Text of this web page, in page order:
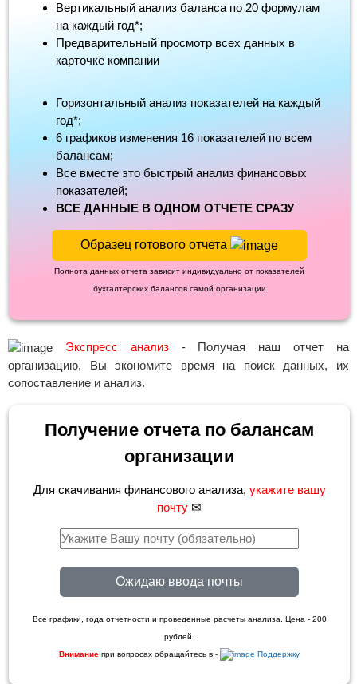
Вертикальный анализ баланса по 20 формулам
на каждый год*;
Предварительный просмотр всех данных в
карточке компании
Горизонтальный анализ показателей на каждый
год*;
6 графиков изменения 16 показателей по всем
балансам;
Все вместе это быстрый анализ финансовых
показателей;
ВСЕ ДАННЫЕ В ОДНОМ ОТЧЕТЕ СРАЗУ
Образец готового отчета
Полнота данных отчета зависит индивидуально от показателей
бухгалтерских балансов самой организации
Экспресс анализ- Получая наш отчет на
организацию, Вы экономите время на поиск данных, их
сопоставление и анализ.
Получение отчета по балансам
организации
Для скачивания финансового анализа, укажите вашу
почту ✉
Ожидаю ввода почты
Все графики, года отчетности и проведенные расчеты анализа. Цена - 200
рублей.
Внимание при вопросах обращайтесь в - Поддержку